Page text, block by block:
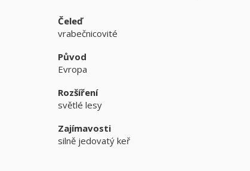
Čeleď
vrabečnicovité
Původ
Evropa
Rozšíření
světlé lesy
Zajímavosti
silně jedovatý keř